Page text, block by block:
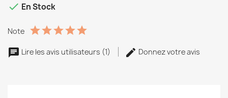
 En Stock
Note
Lire les avis utilisateurs (1) Donnez votre avis